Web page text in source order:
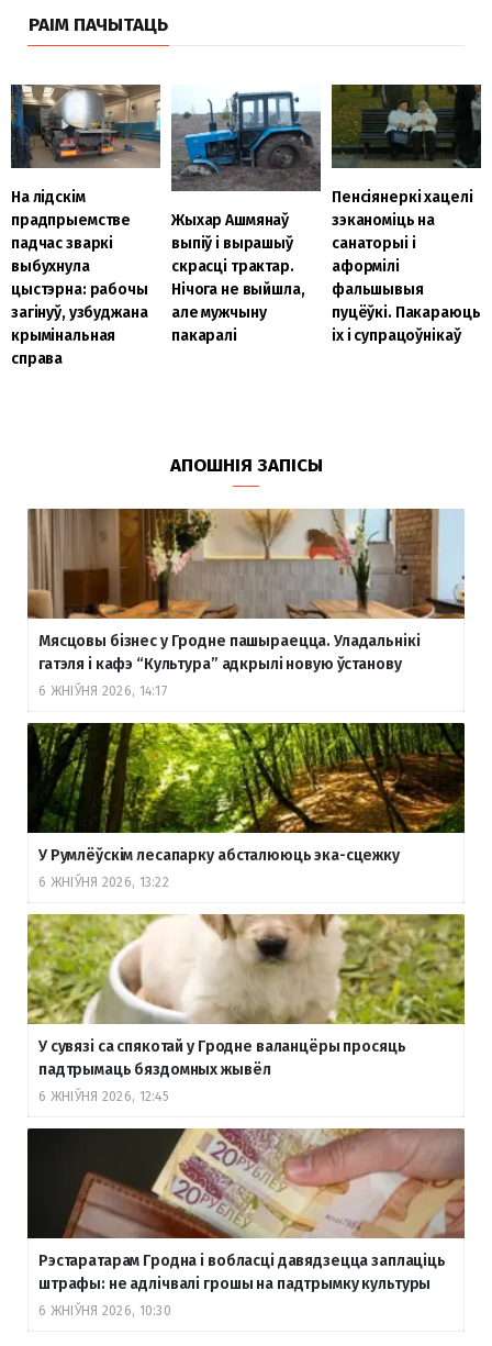
РАІМ ПАЧЫТАЦЬ
На лідскім
прадпрыемстве
падчас зваркі
выбухнула
цыстэрна: рабочы
загінуў, узбуджана
крымінальная
справа
Жыхар Ашмянаў
выпіў і вырашыў
скрасці трактар.
Нічога не выйшла,
але мужчыну
пакаралі
Пенсіянеркі хацелі
зэканоміць на
санаторыі і
аформілі
фальшывыя
пуцёўкі. Пакараюць
іх і супрацоўнікаў
АПОШНІЯ ЗАПІСЫ
Мясцовы бізнес у Гродне пашыраецца. Уладальнікі
гатэля і кафэ “Культура” адкрылі новую ўстанову
6 ЖНІЎНЯ 2026, 14:17
У Румлёўскім лесапарку абсталююць эка-сцежку
6 ЖНІЎНЯ 2026, 13:22
У сувязі са спякотай у Гродне валанцёры просяць
падтрымаць бяздомных жывёл
6 ЖНІЎНЯ 2026, 12:45
Рэстаратарам Гродна і вобласці давядзецца заплаціць
штрафы: не адлічвалі грошы на падтрымку культуры
6 ЖНІЎНЯ 2026, 10:30